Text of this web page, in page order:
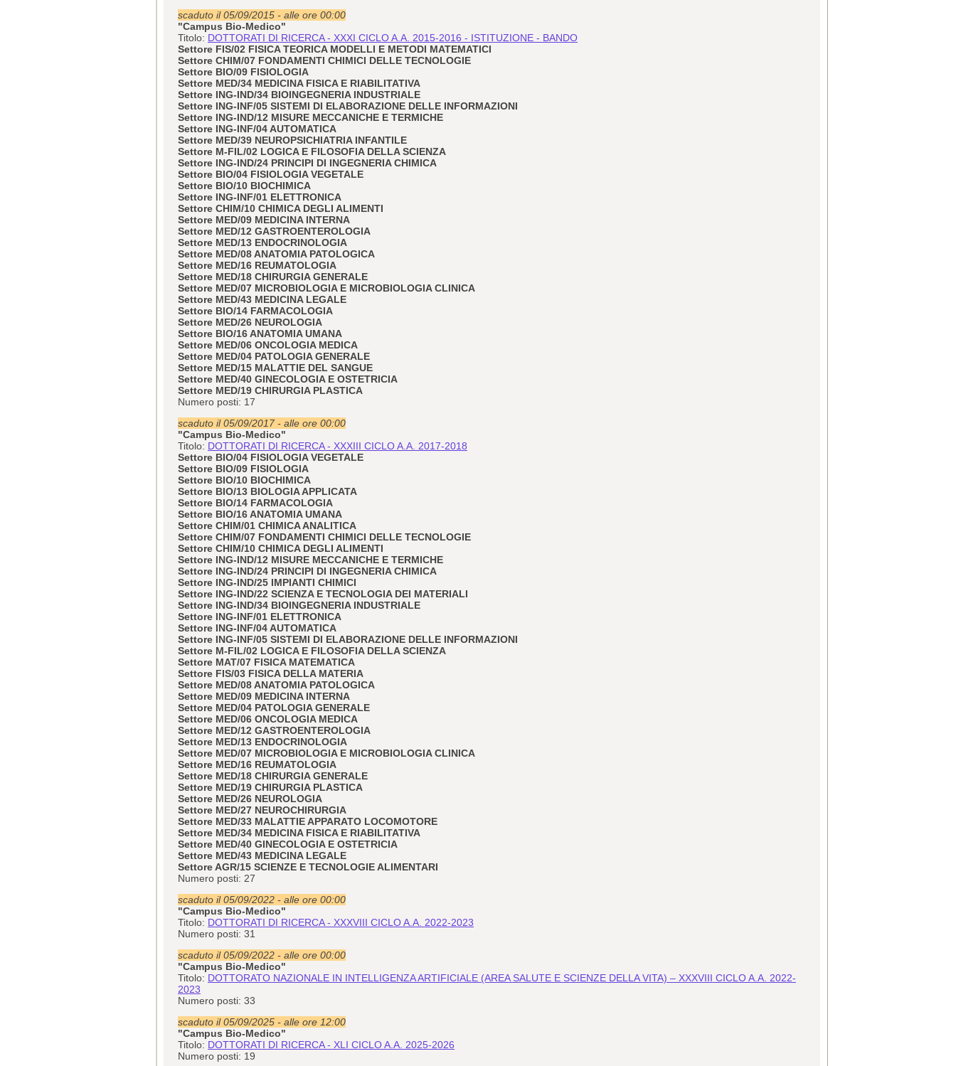
scaduto il 05/09/2015 - alle ore 00:00
"Campus Bio-Medico"
Titolo: DOTTORATI DI RICERCA - XXXI CICLO A.A. 2015-2016 - ISTITUZIONE - BANDO
Settore FIS/02 FISICA TEORICA MODELLI E METODI MATEMATICI
Settore CHIM/07 FONDAMENTI CHIMICI DELLE TECNOLOGIE
Settore BIO/09 FISIOLOGIA
Settore MED/34 MEDICINA FISICA E RIABILITATIVA
Settore ING-IND/34 BIOINGEGNERIA INDUSTRIALE
Settore ING-INF/05 SISTEMI DI ELABORAZIONE DELLE INFORMAZIONI
Settore ING-IND/12 MISURE MECCANICHE E TERMICHE
Settore ING-INF/04 AUTOMATICA
Settore MED/39 NEUROPSICHIATRIA INFANTILE
Settore M-FIL/02 LOGICA E FILOSOFIA DELLA SCIENZA
Settore ING-IND/24 PRINCIPI DI INGEGNERIA CHIMICA
Settore BIO/04 FISIOLOGIA VEGETALE
Settore BIO/10 BIOCHIMICA
Settore ING-INF/01 ELETTRONICA
Settore CHIM/10 CHIMICA DEGLI ALIMENTI
Settore MED/09 MEDICINA INTERNA
Settore MED/12 GASTROENTEROLOGIA
Settore MED/13 ENDOCRINOLOGIA
Settore MED/08 ANATOMIA PATOLOGICA
Settore MED/16 REUMATOLOGIA
Settore MED/18 CHIRURGIA GENERALE
Settore MED/07 MICROBIOLOGIA E MICROBIOLOGIA CLINICA
Settore MED/43 MEDICINA LEGALE
Settore BIO/14 FARMACOLOGIA
Settore MED/26 NEUROLOGIA
Settore BIO/16 ANATOMIA UMANA
Settore MED/06 ONCOLOGIA MEDICA
Settore MED/04 PATOLOGIA GENERALE
Settore MED/15 MALATTIE DEL SANGUE
Settore MED/40 GINECOLOGIA E OSTETRICIA
Settore MED/19 CHIRURGIA PLASTICA
Numero posti: 17
scaduto il 05/09/2017 - alle ore 00:00
"Campus Bio-Medico"
Titolo: DOTTORATI DI RICERCA - XXXIII CICLO A.A. 2017-2018
Settore BIO/04 FISIOLOGIA VEGETALE
Settore BIO/09 FISIOLOGIA
Settore BIO/10 BIOCHIMICA
Settore BIO/13 BIOLOGIA APPLICATA
Settore BIO/14 FARMACOLOGIA
Settore BIO/16 ANATOMIA UMANA
Settore CHIM/01 CHIMICA ANALITICA
Settore CHIM/07 FONDAMENTI CHIMICI DELLE TECNOLOGIE
Settore CHIM/10 CHIMICA DEGLI ALIMENTI
Settore ING-IND/12 MISURE MECCANICHE E TERMICHE
Settore ING-IND/24 PRINCIPI DI INGEGNERIA CHIMICA
Settore ING-IND/25 IMPIANTI CHIMICI
Settore ING-IND/22 SCIENZA E TECNOLOGIA DEI MATERIALI
Settore ING-IND/34 BIOINGEGNERIA INDUSTRIALE
Settore ING-INF/01 ELETTRONICA
Settore ING-INF/04 AUTOMATICA
Settore ING-INF/05 SISTEMI DI ELABORAZIONE DELLE INFORMAZIONI
Settore M-FIL/02 LOGICA E FILOSOFIA DELLA SCIENZA
Settore MAT/07 FISICA MATEMATICA
Settore FIS/03 FISICA DELLA MATERIA
Settore MED/08 ANATOMIA PATOLOGICA
Settore MED/09 MEDICINA INTERNA
Settore MED/04 PATOLOGIA GENERALE
Settore MED/06 ONCOLOGIA MEDICA
Settore MED/12 GASTROENTEROLOGIA
Settore MED/13 ENDOCRINOLOGIA
Settore MED/07 MICROBIOLOGIA E MICROBIOLOGIA CLINICA
Settore MED/16 REUMATOLOGIA
Settore MED/18 CHIRURGIA GENERALE
Settore MED/19 CHIRURGIA PLASTICA
Settore MED/26 NEUROLOGIA
Settore MED/27 NEUROCHIRURGIA
Settore MED/33 MALATTIE APPARATO LOCOMOTORE
Settore MED/34 MEDICINA FISICA E RIABILITATIVA
Settore MED/40 GINECOLOGIA E OSTETRICIA
Settore MED/43 MEDICINA LEGALE
Settore AGR/15 SCIENZE E TECNOLOGIE ALIMENTARI
Numero posti: 27
scaduto il 05/09/2022 - alle ore 00:00
"Campus Bio-Medico"
Titolo: DOTTORATI DI RICERCA - XXXVIII CICLO A.A. 2022-2023
Numero posti: 31
scaduto il 05/09/2022 - alle ore 00:00
"Campus Bio-Medico"
Titolo: DOTTORATO NAZIONALE IN INTELLIGENZA ARTIFICIALE (AREA SALUTE E SCIENZE DELLA VITA) – XXXVIII CICLO A.A. 2022-
2023
Numero posti: 33
scaduto il 05/09/2025 - alle ore 12:00
"Campus Bio-Medico"
Titolo: DOTTORATI DI RICERCA - XLI CICLO A.A. 2025-2026
Numero posti: 19